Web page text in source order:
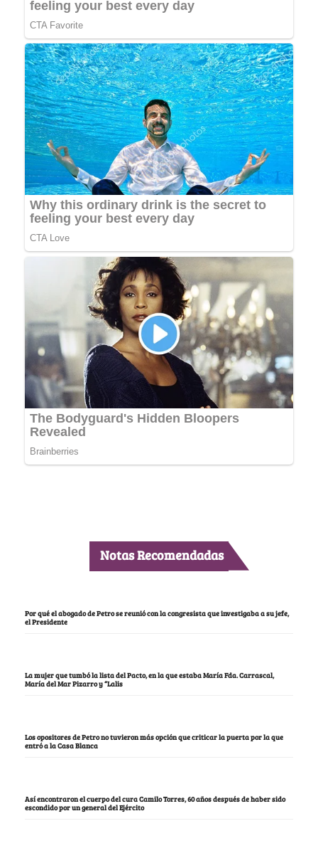
Notas Recomendadas
Por qué el abogado de Petro se reunió con la congresista que investigaba a su jefe,
el Presidente
La mujer que tumbó la lista del Pacto, en la que estaba María Fda. Carrascal,
María del Mar Pizarro y “Lalis
Los opositores de Petro no tuvieron más opción que criticar la puerta por la que
entró a la Casa Blanca
Así encontraron el cuerpo del cura Camilo Torres, 60 años después de haber sido
escondido por un general del Ejército